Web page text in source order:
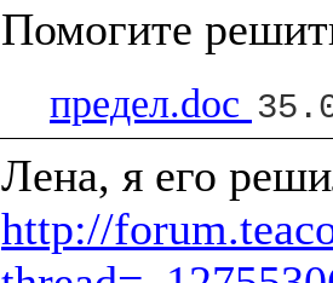
предел.doc
http://